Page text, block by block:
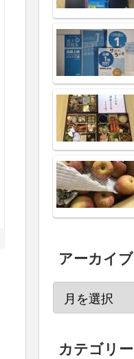
アーカイブ
カテゴリー